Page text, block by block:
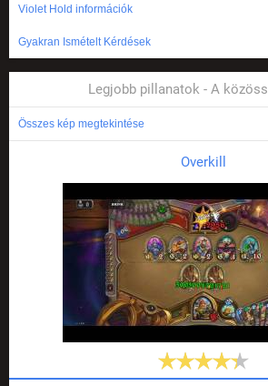
Violet Hold információk
Gyakran Ismételt Kérdések
Legjobb pillanatok - A
Összes kép megtekintése
Overkill